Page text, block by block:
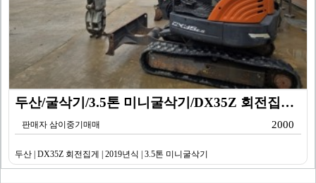
두산/굴삭기/3.5톤 미니굴삭기/DX35Z 회전집게/2…
판매자 삼이중기매매 2000
두산 | DX35Z 회전집게 | 2019년식 | 3.5톤 미니굴삭기